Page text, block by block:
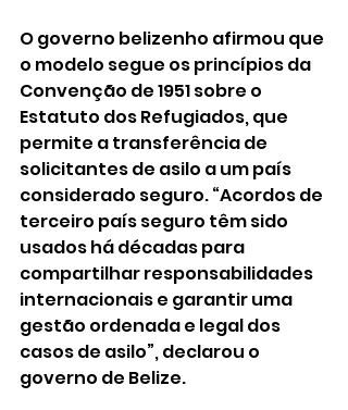
O governo belizenho afirmou que
o modelo segue os princípios da
Convenção de 1951 sobre o
Estatuto dos Refugiados, que
permite a transferência de
solicitantes de asilo a um país
considerado seguro. “Acordos de
terceiro país seguro têm sido
usados há décadas para
compartilhar responsabilidades
internacionais e garantir uma
gestão ordenada e legal dos
casos de asilo”, declarou o
governo de Belize.